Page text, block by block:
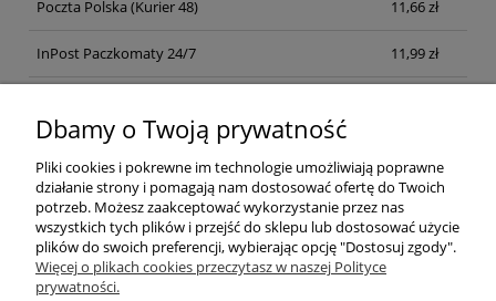
Poczta Polska (Kurier 48) 11,66 zł
InPost Paczkomaty 24/7 11,99 zł
Pomoc
Dbamy o Twoją prywatność
Pliki cookies i pokrewne im technologie umożliwiają poprawne
działanie strony i pomagają nam dostosować ofertę do Twoich
potrzeb. Możesz zaakceptować wykorzystanie przez nas
wszystkich tych plików i przejść do sklepu lub dostosować użycie
plików do swoich preferencji, wybierając opcję "Dostosuj zgody".
Więcej o plikach cookies przeczytasz w naszej Polityce
prywatności.